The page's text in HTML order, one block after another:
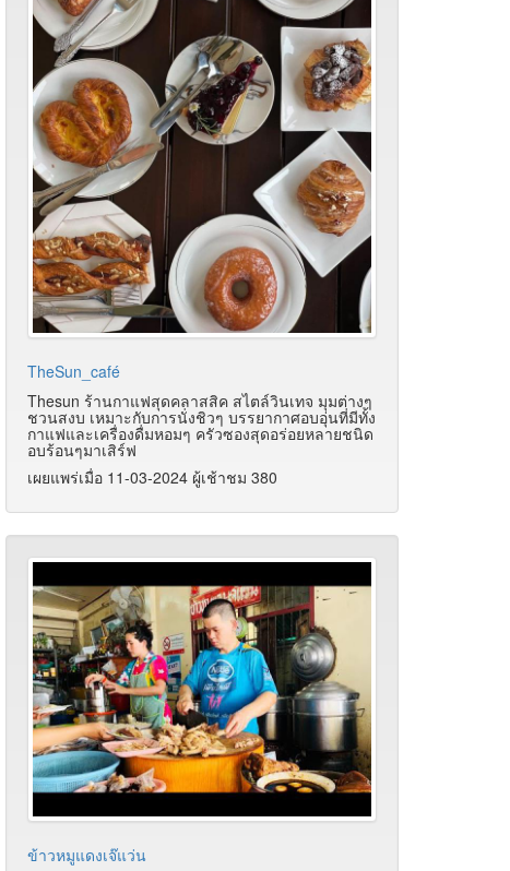
TheSun_café
Thesun ร้านกาแฟสุดคลาสสิค สไตล์วินเทจ มุมต่างๆ
ชวนสงบ เหมาะกับการนั่งชิวๆ บรรยากาศอบอุ่นที่มีทั้ง
กาแฟและเครื่องดื่มหอมๆ ครัวซองสุดอร่อยหลายชนิด
อบร้อนๆมาเสิร์ฟ
เผยแพร่เมื่อ 11-03-2024 ผู้เช้าชม 380
ข้าวหมูแดงเจ๊แว่น